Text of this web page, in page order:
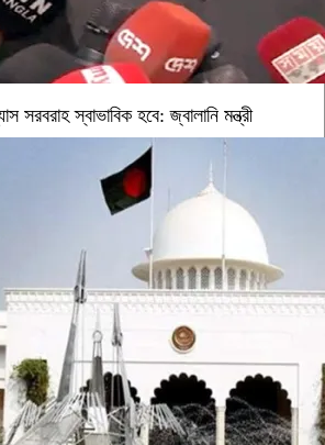
সরবরাহ স্বাভাবিক হবে: জ্বালানি মন্ত্রী